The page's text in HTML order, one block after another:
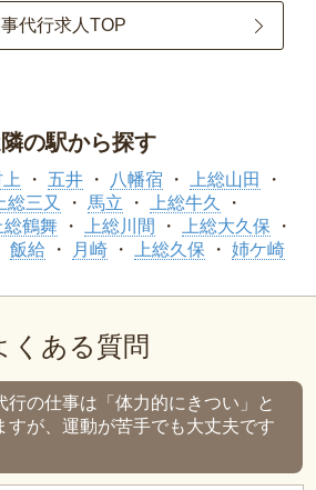
代行求人TOP
の駅から探す
上 五井 八幡宿
上総山田
上総三又 馬立
上総牛久
総鶴舞 上総川間
上総大久保
飯給 月崎 上総久保 姉ケ崎
くある質問
行の仕事は「体力的にきつい」と
すが、運動が苦手でも大丈夫です